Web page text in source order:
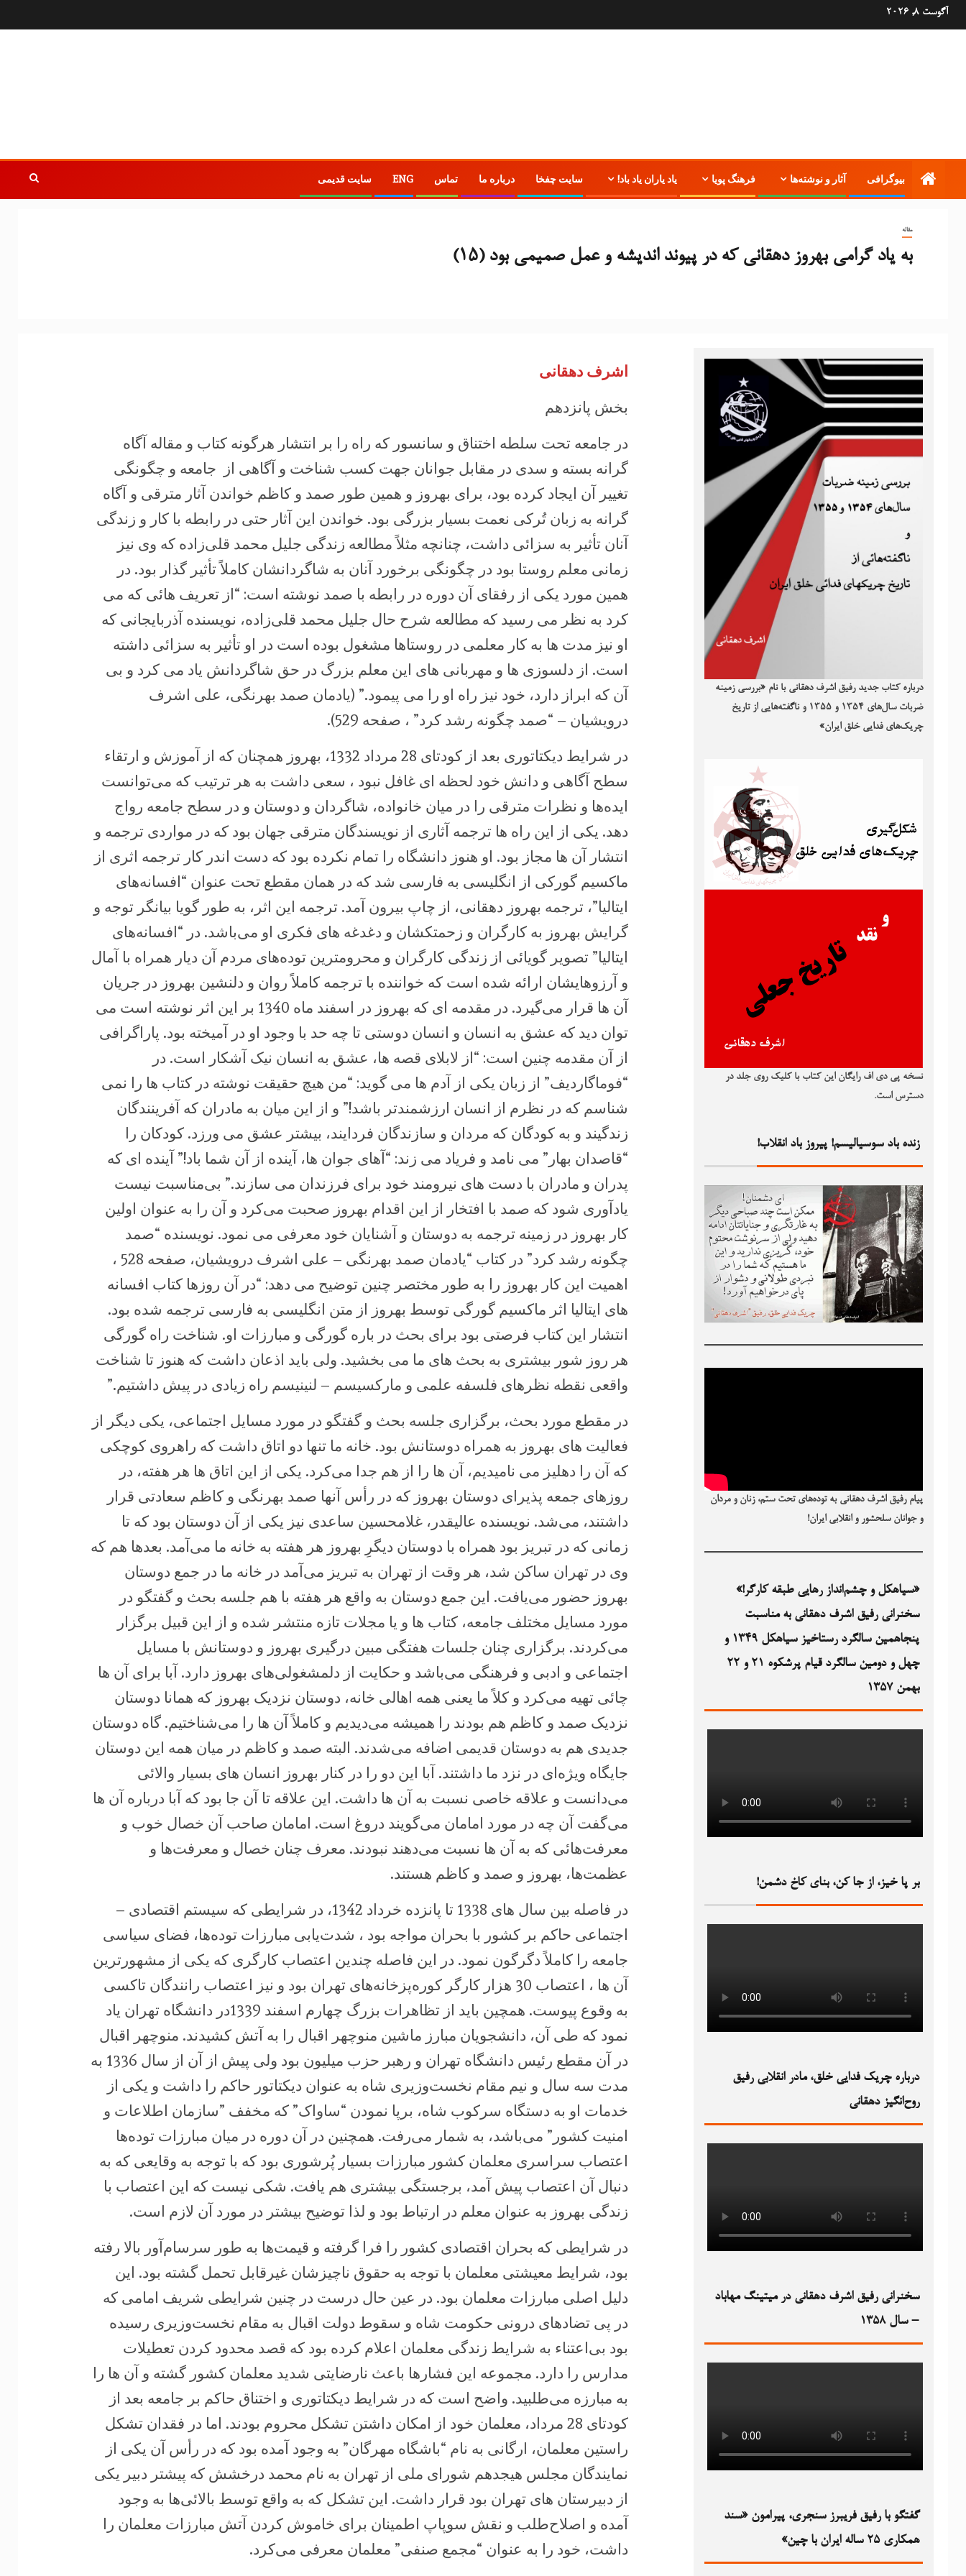
آگوست 8, 2026
بیوگرافی آثار و نوشته‌ها فرهنگ پویا یاد یاران یاد باد! سایت چفخا درباره ما تماس ENG سایت قدیمی
مقاله
به یاد گرامی بهروز دهقانی که در پیوند اندیشه و عمل صمیمی بود (۱۵)
اشرف دهقانی
بخش پانزدهم
در جامعه تحت سلطه اختناق و سانسور که راه را بر انتشار هرگونه کتاب و مقاله آگاه
گرانه بسته و سدی در ‏مقابل جوانان جهت کسب شناخت و آگاهی از جامعه و چگونگی
تغییر آن ایجاد کرده بود، برای بهروز و همین طور ‏صمد و کاظم خواندن آثار مترقی و آگاه
گرانه به زبان تُرکی نعمت بسیار بزرگی بود. خواندن این آثار حتی در رابطه ‏با کار و زندگی
آنان تأثیر به سزائی داشت، چنانچه مثلاً مطالعه زندگی جلیل محمد قلی‌زاده که وی نیز
زمانی ‏معلم روستا بود در چگونگی برخورد آنان به شاگردانشان کاملاً تأثیر گذار بود. در
همین مورد یکی از رفقای آن دوره ‏در رابطه با صمد نوشته است: “از تعریف هائی که می
کرد به نظر می رسید که مطالعه شرح حال جلیل محمد ‏قلی‌زاده، نویسنده آذربایجانی که
او نیز مدت ها به کار معلمی در روستاها مشغول بوده است در او تأثیر به ‏سزائی داشته
است. از دلسوزی ها و مهربانی های این معلم بزرگ در حق شاگردانش یاد می کرد و بی
آن که ‏ابراز دارد، خود نیز راه او را می پیمود.” (یادمان صمد بهرنگی، علی اشرف
درویشیان – “صمد چگونه رشد کرد” ، ‏صفحه 529).‏
در شرایط دیکتاتوری بعد از کودتای 28 مرداد 1332، بهروز همچنان که از آموزش و ارتقاء
سطح آگاهی و دانش خود ‏لحظه ای غافل نبود ، سعی داشت‎ ‎به هر ترتیب که می‌توانست
ایده‌ها و نظرات مترقی را در میان خانواده، ‏شاگردان و دوستان و در سطح جامعه رواج
دهد‎.‎‏ یکی از این راه ها ترجمه آثاری از نویسندگان مترقی جهان بود ‏که در مواردی ترجمه و
انتشار آن ها مجاز بود. او هنوز دانشگاه را تمام نکرده بود که دست ‌اندر کار ترجمه اثری از
‏ماکسیم گورکی از انگلیسی به فارسی شد که در همان مقطع تحت عنوان “افسانه‌های
ایتالیا”، ترجمه بهروز ‏دهقانی، از چاپ بیرون آمد. ترجمه این اثر، به طور گویا بیانگر توجه و
گرایش بهروز به کارگران و زحمتکشان و ‏دغدغه های فکری او می‌باشد. در “افسانه‌های
ایتالیا”‏‎ ‎تصویر گویائی از زندگی کارگران و محرومترین توده‌های ‏مردم آن دیار همراه با آمال
و آرزوهایشان ارائه شده است که خواننده با ترجمه کاملاً روان و دلنشین بهروز در ‏جریان
آن ها قرار می‌گیرد. در مقدمه ای که بهروز در اسفند ماه 1340 بر این اثر نوشته است می
توان دید که عشق ‏به انسان و انسان دوستی تا چه حد با وجود او در آمیخته بود. پاراگرافی
از آن مقدمه چنین است: “از لابلای قصه ‏ها، عشق به انسان نیک آشکار است. در
“فوماگاردیف” از زبان یکی از آدم ها می گوید: “من هیچ حقیقت ‏نوشته در کتاب ها را نمی
شناسم که در نظرم از انسان ارزشمندتر باشد!” و از این میان به مادران که آفرینندگان
‏زندگیند و به کودگان که مردان و سازندگان فردایند، بیشتر عشق می ورزد. کودکان را
“قاصدان بهار” می نامد و ‏فریاد می زند: “آهای جوان ها، آینده از آن شما باد!” آینده ای که
پدران و مادران با دست های نیرومند خود برای ‏فرزندان می سازند.” بی‌مناسبت نیست
یادآوری شود که صمد با افتخار از این اقدام بهروز صحبت می‌کرد و آن را ‏به عنوان اولین
کار بهروز در زمینه ترجمه به دوستان و آشنایان خود معرفی می نمود. نویسنده “صمد
چگونه ‏رشد کرد” در کتاب “یادمان صمد بهرنگی – علی اشرف درویشیان، صفحه 528 ،
اهمیت این کار بهروز را به طور ‏مختصر چنین توضیح می دهد: “در آن روزها کتاب افسانه
های ایتالیا اثر ماکسیم گورگی توسط بهروز از متن ‏انگلیسی به فارسی ترجمه شده بود.
انتشار این کتاب فرصتی بود برای بحث در باره گورگی و مبارزات او. ‏شناخت راه گورگی
هر روز شور بیشتری به بحث های ما می بخشید. ولی باید اذعان داشت که هنوز تا شناخت
‏واقعی نقطه نظرهای فلسفه علمی و مارکسیسم – لنینیسم راه زیادی در پیش داشتیم.”‏
در مقطع مورد بحث، برگزاری جلسه بحث و گفتگو در مورد مسایل اجتماعی، یکی دیگر از
فعالیت های بهروز به ‏همراه دوستانش بود. خانه ما تنها دو اتاق داشت که راهروی کوچکی
که آن را دهلیز می نامیدیم، آن ها را از هم ‏جدا می‌کرد. یکی از این اتاق ها هر هفته، در
روزهای جمعه پذیرای دوستان بهروز که در رأس آنها صمد بهرنگی و ‏کاظم سعادتی قرار
داشتند، می‌شد. نویسنده عالیقدر، غلامحسین ساعدی نیز یکی از آن دوستان بود که تا
‏زمانی که در تبریز بود همراه با دوستان دیگرِ بهروز هر هفته به خانه ما می‌آمد. بعدها هم که
وی در تهران ساکن ‏شد، هر وقت از تهران به تبریز می‌آمد در خانه ما در جمع دوستان
بهروز حضور می‌یافت. این جمع دوستان به واقع ‏هر هفته با هم جلسه بحث و گفتگو در
مورد مسایل مختلف جامعه، کتاب ها و یا مجلات تازه منتشر شده و از ‏این قبیل برگزار
می‌کردند. برگزاری چنان جلسات هفتگی مبین‎ ‎درگیری بهروز و دوستانش با مسایل
اجتماعی و ‏ادبی و فرهنگی می‌باشد و حکایت از دلمشغولی‌های بهروز دارد. آبا برای آن ها
چائی تهیه می‌کرد و کلاً ما یعنی ‏همه اهالی خانه، دوستان نزدیک بهروز که همانا دوستان
نزدیک صمد و کاظم هم بودند را همیشه می‌دیدیم و ‏کاملاً آن ها را می‌شناختیم. گاه دوستان
جدیدی هم به دوستان قدیمی اضافه می‌شدند. البته صمد و کاظم در ‏میان همه این دوستان
جایگاه ویژه‌ای در نزد ما داشتند. آبا این دو را در کنار بهروز انسان های بسیار والائی
‏می‌دانست و علاقه خاصی نسبت به آن ها داشت. این علاقه تا آن جا بود که آبا درباره آن ها
می‌گفت آن چه در مورد ‏امامان می‌گویند دروغ است. امامان صاحب آن خصال خوب و
معرفت‌هائی که به آن ها نسبت می‌دهند نبودند. ‏معرف چنان خصال و معرفت‌ها و
عظمت‌ها، بهروز و صمد و کاظم هستند.‏
در فاصله بین سال های 1338 تا پانزده خرداد 1342، در شرایطی که سیستم اقتصادی –
اجتماعی حاکم بر کشور ‏با بحران مواجه بود ، شدت‌یابی مبارزات توده‌ها، فضای سیاسی
جامعه را کاملاً دگرگون نمود. در این فاصله چندین ‏اعتصاب کارگری که یکی از مشهورترین
آن ها ، اعتصاب 30 هزار کارگر کوره‌پزخانه‌های تهران بود و نیز اعتصاب ‏رانندگان تاکسی
به وقوع پیوست. همچین باید از تظاهرات بزرگ چهارم اسفند 1339در دانشگاه تهران یاد
نمود که ‏طی آن، دانشجویان مبارز ماشین منوچهر اقبال را به آتش کشیدند. منوچهر اقبال
در آن مقطع رئیس دانشگاه ‏تهران و رهبر حزب میلیون بود ولی پیش از آن از سال 1336 به
مدت سه سال و نیم مقام نخست‌وزیری شاه به ‏عنوان دیکتاتور حاکم را داشت و یکی از
خدمات او به دستگاه سرکوب شاه، برپا نمودن “ساواک” که مخفف ‏‏”سازمان اطلاعات و
امنیت کشور” می‌باشد، به شمار می‌رفت. همچنین در آن دوره در میان مبارزات توده‌ها
‏اعتصاب سراسری معلمان کشور مبارزات بسیار پُرشوری بود که با توجه به وقایعی که به
دنبال آن اعتصاب پیش ‏آمد، برجستگی بیشتری هم یافت. شکی نیست که این اعتصاب با
زندگی بهروز به عنوان معلم در ارتباط بود و ‏لذا توضیح بیشتر در مورد آن لازم است.‏
در شرایطی که بحران اقتصادی کشور را فرا گرفته و قیمت‌ها به طور سرسام‌آور بالا رفته
بود، شرایط معیشتی ‏معلمان با توجه به حقوق ناچیزشان غیرقابل ‌تحمل گشته بود. این
دلیل اصلی مبارزات معلمان بود.‏‎ ‎در عین حال ‏درست در چنین شرایطی شریف امامی که
در پی تضادهای درونی حکومت شاه و سقوط دولت اقبال به مقام ‏نخست‌وزیری رسیده
بود بی‌اعتناء به شرایط زندگی معلمان اعلام کرده بود که قصد محدود کردن تعطیلات
مدارس ‏را دارد. مجموعه این فشارها باعث نارضایتی شدید معلمان کشور گشته و آن ها را
به مبارزه می‌طلبید. واضح ‏است که در شرایط دیکتاتوری و اختناق حاکم بر جامعه بعد از
کودتای 28 مرداد، معلمان خود از امکان داشتن ‏تشکل محروم بودند. اما در فقدان تشکل
راستین معلمان، ارگانی به نام “باشگاه مهرگان” به وجود آمده بود که در ‏رأس آن یکی از
نمایندگان مجلس هیجدهم شورای ملی از تهران به نام محمد درخشش که پیشتر دبیر یکی
از ‏دبیرستان های تهران بود قرار داشت. این تشکل که به واقع توسط بالائی‌ها به وجود
آمده و اصلاح‌طلب و نقش ‏سوپاپ اطمینان برای خاموش کردن آتش مبارزات معلمان را
داشت، خود را به عنوان “مجمع صنفی” معلمان ‏معرفی می‌کرد.‏
درباره کتاب جدید رفیق اشرف دهقانی با نام «بررسی زمینه
ضربات سال‌های ۱۳۵۴ و ۱۳۵۵ و ناگفته‌هایی از تاریخ
چریک‌های فدایی خلق ایران»
نسخه پی دی اف رایگان این کتاب با کلیک روی جلد در
دسترس است.
زنده باد سوسیالیسم! پیروز باد انقلاب!
پیام رفیق اشرف دهقانی به توده‌های تحت ستم، زنان و مردان
و جوانان سلحشور و انقلابی ایران!
«سیاهکل و چشم‌انداز رهایی طبقه کارگر!»
سخنرانی رفیق اشرف دهقانی به مناسبت
پنجاهمین سالگرد رستاخیز سیاهکل ۱۳۴۹‏ و
چهل و دومین سالگرد قیام پرشکوه ۲۱ و ۲۲
بهمن ۱۳۵۷
بر پا خیز، از جا کن، بنای کاخ دشمن!‏
درباره چریک فدایی خلق، مادر انقلابی رفیق
روح‌انگیز دهقانی
سخنرانی رفیق اشرف دهقانی در میتینگ مهاباد
– سال ۱۳۵۸
گفتگو با رفیق فریبرز سنجری، پیرامون «سند
همکاری ۲۵ ساله ایران با چین»